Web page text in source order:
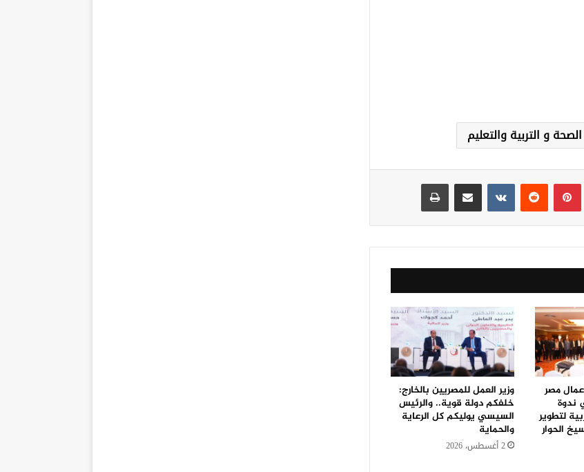
الصحة و التربية والتعليم
بينتيريست
عمال مصر
ندوة
لتطوير
الحوار
وزير العمل للمصريين بالخارج:
خلفكم دولة قوية.. والرئيس
السيسي يوليكم كل الرعاية
والحماية
2 أغسطس، 2026